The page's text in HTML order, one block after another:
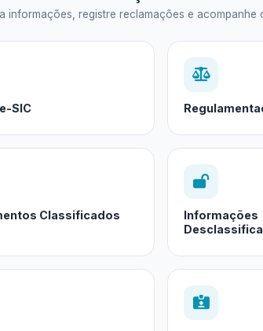
informações, registre reclamações e acompanhe
SIC
Classificados
Informações